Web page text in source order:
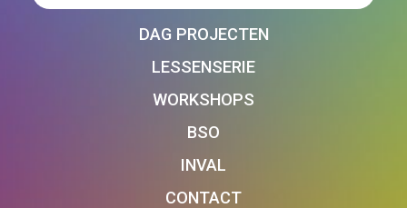
DAG PROJECTEN
LESSENSERIE
WORKSHOPS
BSO
INVAL
CONTACT